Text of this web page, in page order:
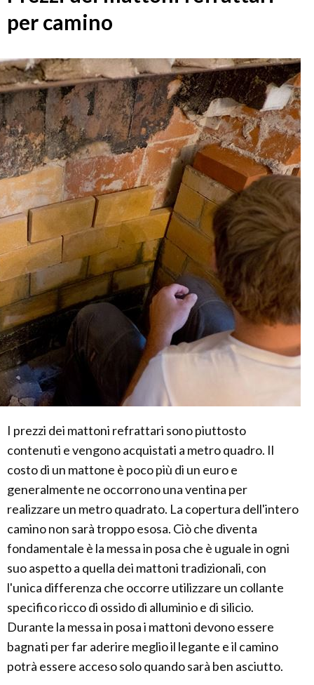
per camino
I prezzi dei mattoni refrattari sono piuttosto
contenuti e vengono acquistati a metro quadro. Il
costo di un mattone è poco più di un euro e
generalmente ne occorrono una ventina per
realizzare un metro quadrato. La copertura dell'intero
camino non sarà troppo esosa. Ciò che diventa
fondamentale è la messa in posa che è uguale in ogni
suo aspetto a quella dei mattoni tradizionali, con
l'unica differenza che occorre utilizzare un collante
specifico ricco di ossido di alluminio e di silicio.
Durante la messa in posa i mattoni devono essere
bagnati per far aderire meglio il legante e il camino
potrà essere acceso solo quando sarà ben asciutto.